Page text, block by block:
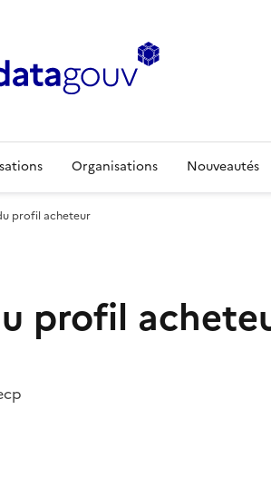
Organisations Nouveautés
profil acheteur
profil